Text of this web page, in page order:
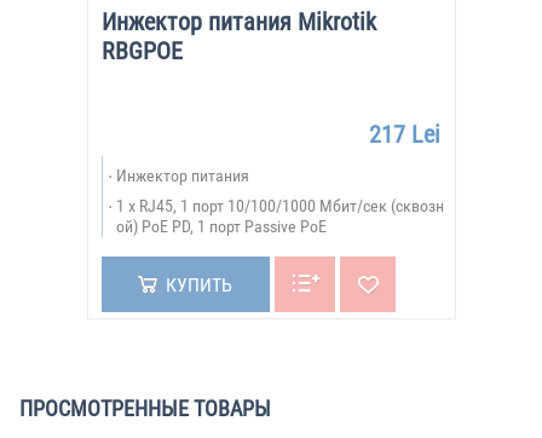
Инжектор питания Mikrotik
RBGPOE
217 Lei
Инжектор питания
1 x RJ45, 1 порт 10/100/1000 Мбит/сек (сквозн
ой) PoE PD, 1 порт Passive PoE
КУПИТЬ
ПРОСМОТРЕННЫЕ ТОВАРЫ